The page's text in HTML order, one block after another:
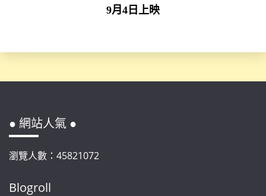
9月4日上映
● 網站人氣 ●
瀏覽人數：45821072
Blogroll